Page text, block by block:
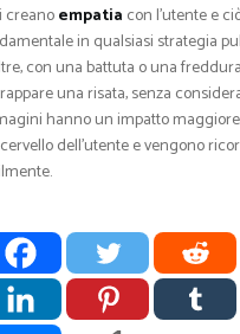
creanoempatia con l’utente e
in qualsiasi strategia
con una battuta o una
una risata, senza
hanno un impatto
dell’utente e vengono